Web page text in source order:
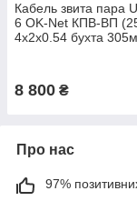
Кабель звита пара
6 OK-Net КПВ-ВП
4х2х0.54 бухта 305м
8 800 ₴
Про нас
97%